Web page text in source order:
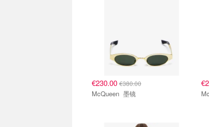
€230.00 €380.00
McQueen 墨镜